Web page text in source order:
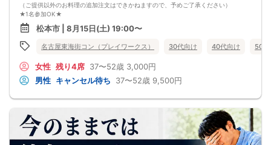
（ご提供以外のお料理の追加注文はできかねますので、予めご了承ください）
★1名参加OK★
他の1名参加の方とペアになりますし、友達作りにも最適です。
基本的には２：２のグループトークとなります。
（１：１でのトークはございませんので、予めご了承ください）
★プロフィールカードにより会話のキッカケもバッチリ★
なんてことは絶対ありません！
プロフィールカードを活用し、「はじめまして」から会話を楽しみましょう。
★完全着席型・連絡先交換は自由★
換ができなかった」なんてことはありません。
（連絡先交換は席替え時間までに円滑に行ってください）
---------------------------
【お客様へのお願い】
松本市 | 8月15日(土) 19:00〜
名古屋東海街コン（プレイワークス） 30代向け 40代向け 50代
女性 残り4席 37〜52歳 3,000円
男性 キャンセル待ち 37〜52歳 9,500円